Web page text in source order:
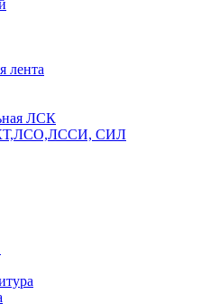
лента
ЛСК
СИЛ